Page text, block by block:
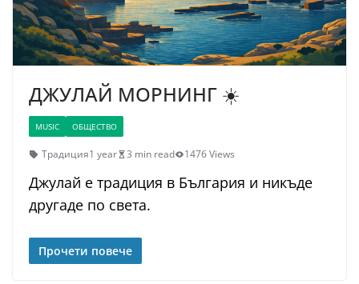
ДЖУЛАЙ МОРНИНГ ☀️
MUSIC ОБЩЕСТВО
Традиция1 year 3 min read 1476 Views
Джулай е традиция в България и никъде
другаде по света.
Прочети повече